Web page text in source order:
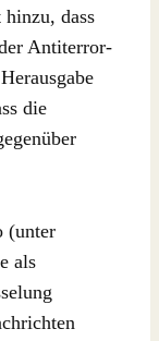
dass
Antiterror-
die
(unter
als